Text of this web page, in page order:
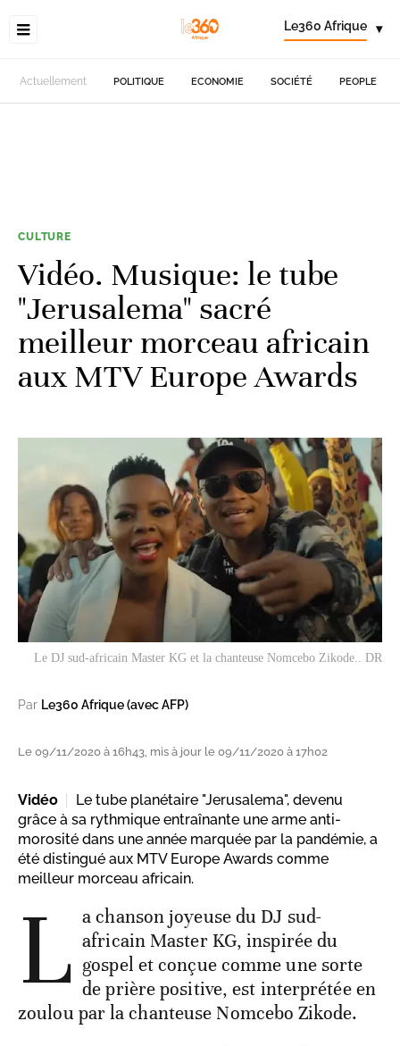
Le360 Afrique ▾
Actuellement POLITIQUE ECONOMIE SOCIÉTÉ PEOPLE
CULTURE
Vidéo. Musique: le tube
"Jerusalema" sacré
meilleur morceau africain
aux MTV Europe Awards
Le DJ sud-africain Master KG et la chanteuse Nomcebo Zikode.. DR
Par Le360 Afrique (avec AFP)
Le 09/11/2020 à 16h43, mis à jour le 09/11/2020 à 17h02
Vidéo
Le tube planétaire "Jerusalema", devenu
grâce à sa rythmique entraînante une arme anti-
morosité dans une année marquée par la pandémie, a
été distingué aux MTV Europe Awards comme
meilleur morceau africain.
L a chanson joyeuse du DJ sud-
africain Master KG, inspirée du
gospel et conçue comme une sorte
de prière positive, est interprétée en
zoulou par la chanteuse Nomcebo Zikode.